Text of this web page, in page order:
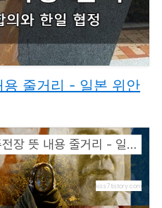
줄거리 - 일본 위안
다큐 영화 주전장 뜻 내용 줄거리 - 일본 위안부 우익보수 고발
kiss7.tistory.com